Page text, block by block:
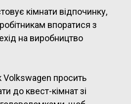
кімнати відпочинку,
впоратися з
на виробництво
Volkswagen просить
до квест-кімнат зі